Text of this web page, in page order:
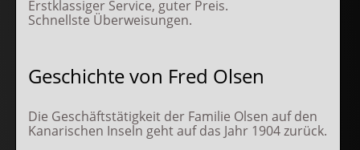
Erstklassiger Service, guter Preis.
Schnellste Überweisungen.
Geschichte von Fred Olsen
Die Geschäftstätigkeit der Familie Olsen auf den
Kanarischen Inseln geht auf das Jahr 1904 zurück.